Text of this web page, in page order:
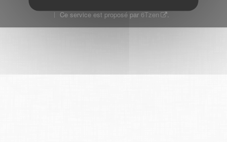
Ce service est proposé par6Tzen .